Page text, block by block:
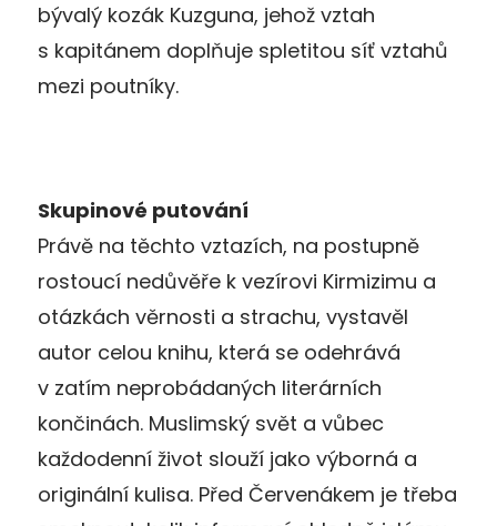
bývalý kozák Kuzguna, jehož vztah
s kapitánem doplňuje spletitou síť vztahů
mezi poutníky.
Skupinové putování
Právě na těchto vztazích, na postupně
rostoucí nedůvěře k vezírovi Kirmizimu a
otázkách věrnosti a strachu, vystavěl
autor celou knihu, která se odehrává
v zatím neprobádaných literárních
končinách. Muslimský svět a vůbec
každodenní život slouží jako výborná a
originální kulisa. Před Červenákem je třeba